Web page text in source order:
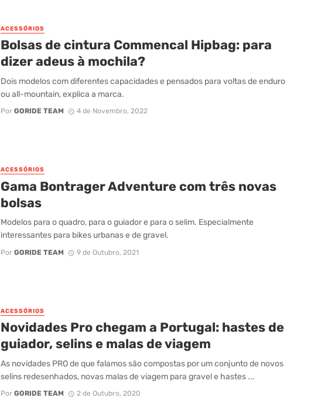
ACESSÓRIOS
Bolsas de cintura Commencal Hipbag: para
dizer adeus à mochila?
Dois modelos com diferentes capacidades e pensados para voltas de enduro
ou all-mountain, explica a marca.
Por GORIDE TEAM 4 de Novembro, 2022
ACESSÓRIOS
Gama Bontrager Adventure com três novas
bolsas
Modelos para o quadro, para o guiador e para o selim. Especialmente
interessantes para bikes urbanas e de gravel.
Por GORIDE TEAM 9 de Outubro, 2021
ACESSÓRIOS
Novidades Pro chegam a Portugal: hastes de
guiador, selins e malas de viagem
As novidades PRO de que falamos são compostas por um conjunto de novos
selins redesenhados, novas malas de viagem para gravel e hastes ...
Por GORIDE TEAM 2 de Outubro, 2020